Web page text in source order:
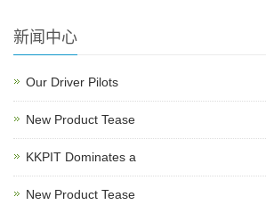
新闻中心
Our Driver Pilots
New Product Tease
KKPIT Dominates a
New Product Tease